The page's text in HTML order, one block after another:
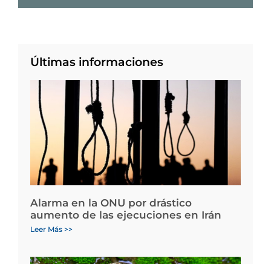
Últimas informaciones
Alarma en la ONU por drástico
aumento de las ejecuciones en Irán
Leer Más >>